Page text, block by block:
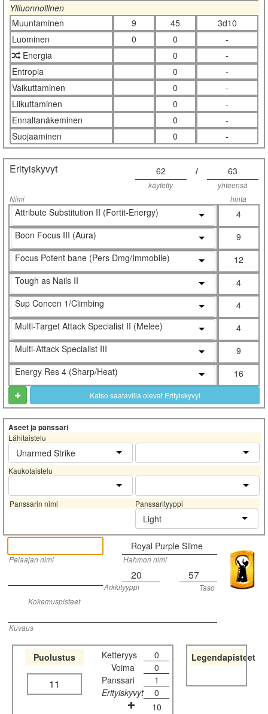
Yliluonnollinen
Muuntaminen
9 45
3d10
Luominen
0 0
-
Energia
0
-
Entropia
0
-
Vaikuttaminen
0
-
Liikuttaminen
0
-
Ennaltanäkeminen
0
-
Suojaaminen
0 -
Erityiskyvyt 62 / 63
käytetty
yhteensä
Nimi
hinta
Attribute Substitution II (Fortit-Energy)
4
Boon Focus III (Aura)
9
Focus Potent bane (Pers Dmg/Immobile)
12
Tough as Nails II
4
Sup Concen 1/Climbing
4
Multi-Target Attack Specialist II (Melee)
4
Multi-Attack Specialist III
9
Energy Res 4 (Sharp/Heat)
16
Katso saatavilla olevat Erityiskyvyt
Aseet ja panssari
Lähitaistelu
Unarmed Strike
Kaukotaistelu
Panssarin nimi Panssarityyppi
Light
Royal Purple Slime
Pelaajan nimi Hahmon nimi
20 57
Arkkityyppi
Taso
Kokemuspisteet
Kuvaus
Puolustus
11
Ketteryys
0
Voima
0
Panssari
1
Erityiskyvyt
0
10
Legendapisteet